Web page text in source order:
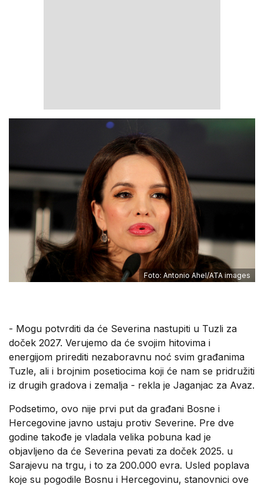
Foto: Antonio Ahel/ATA images
- Mogu potvrditi da će Severina nastupiti u Tuzli za
doček 2027. Verujemo da će svojim hitovima i
energijom prirediti nezaboravnu noć svim građanima
Tuzle, ali i brojnim posetiocima koji će nam se pridružiti
iz drugih gradova i zemalja - rekla je Jaganjac za Avaz.
Podsetimo, ovo nije prvi put da građani Bosne i
Hercegovine javno ustaju protiv Severine. Pre dve
godine takođe je vladala velika pobuna kad je
objavljeno da će Severina pevati za doček 2025. u
Sarajevu na trgu, i to za 200.000 evra. Usled poplava
koje su pogodile Bosnu i Hercegovinu, stanovnici ove